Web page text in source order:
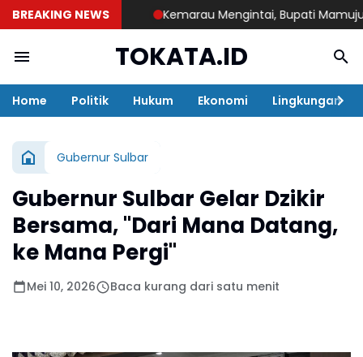
BREAKING NEWS Kemarau Mengintai, Bupati Mamuju
TOKATA.ID
Home Politik Hukum Ekonomi Lingkungan
Gubernur Sulbar
Gubernur Sulbar Gelar Dzikir
Bersama, "Dari Mana Datang,
ke Mana Pergi"
Mei 10, 2026 Baca kurang dari satu menit